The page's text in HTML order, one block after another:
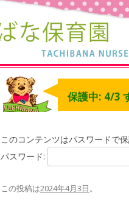
保護中: 4/3
このコンテンツはパスワードで
パスワード:
この投稿は2024年4月3日。